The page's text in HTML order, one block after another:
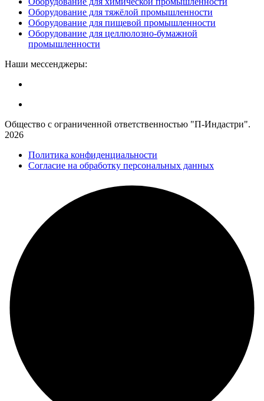
Оборудование для тяжёлой промышленности
Оборудование для пищевой промышленности
Оборудование для целлюлозно-бумажной
промышленности
Наши мессенджеры:
Общество с ограниченной ответственностью "П-Индастри".
2026
Политика конфиденциальности
Согласие на обработку персональных данных